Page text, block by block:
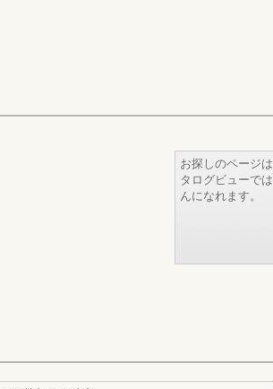
お探しのページ
タログビューで
んになれます。